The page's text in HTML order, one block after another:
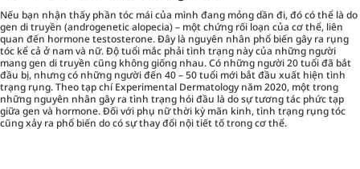
Nếu bạn nhận thấy phần tóc mái của mình đang mỏng dần đi, đó có thể là do
gen di truyền (androgenetic alopecia) – một chứng rối loạn của cơ thể, liên
quan đến hormone testosterone. Đây là nguyên nhân phổ biến gây ra rụng
tóc kể cả ở nam và nữ. Độ tuổi mắc phải tình trạng này của những người
mang gen di truyền cũng không giống nhau. Có những người 20 tuổi đã bắt
đầu bị, nhưng có những người đến 40 – 50 tuổi mới bắt đầu xuất hiện tình
trạng rụng. Theo tạp chí Experimental Dermatology năm 2020, một trong
những nguyên nhân gây ra tình trạng hói đầu là do sự tương tác phức tạp
giữa gen và hormone. Đối với phụ nữ thời kỳ mãn kinh, tình trạng rụng tóc
cũng xảy ra phổ biến do có sự thay đổi nội tiết tố trong cơ thể.